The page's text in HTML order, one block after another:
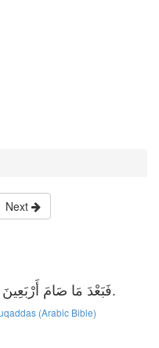
Next
فَبَعْدَ مَا صَامَ أَرْبَعِينَ نَهَارًا وَأَرْبَعِينَ لَيْلَةً، جَاعَ أَخِيرًا.
(Arabic Bible)